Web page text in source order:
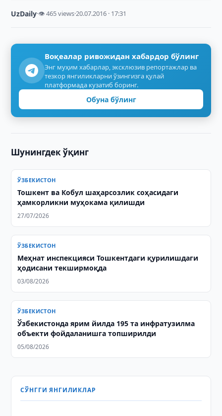
UzDaily·👁 465 views·20.07.2016 · 17:31
Воқеалар ривожидан хабардор бўлинг
Энг муҳим хабарлар, эксклюзив репортажлар ва
тезкор янгиликларни ўзингизга қулай
платформада кузатиб боринг.
Обуна бўлинг
Шунингдек ўқинг
ЎЗБЕКИСТОН
Тошкент ва Кобул шаҳарсозлик соҳасидаги
ҳамкорликни муҳокама қилишди
27/07/2026
ЎЗБЕКИСТОН
Меҳнат инспекцияси Тошкентдаги қурилишдаги
ҳодисани текширмоқда
03/08/2026
ЎЗБЕКИСТОН
Ўзбекистонда ярим йилда 195 та инфратузилма
объекти фойдаланишга топширилди
05/08/2026
СЎНГГИ ЯНГИЛИКЛАР